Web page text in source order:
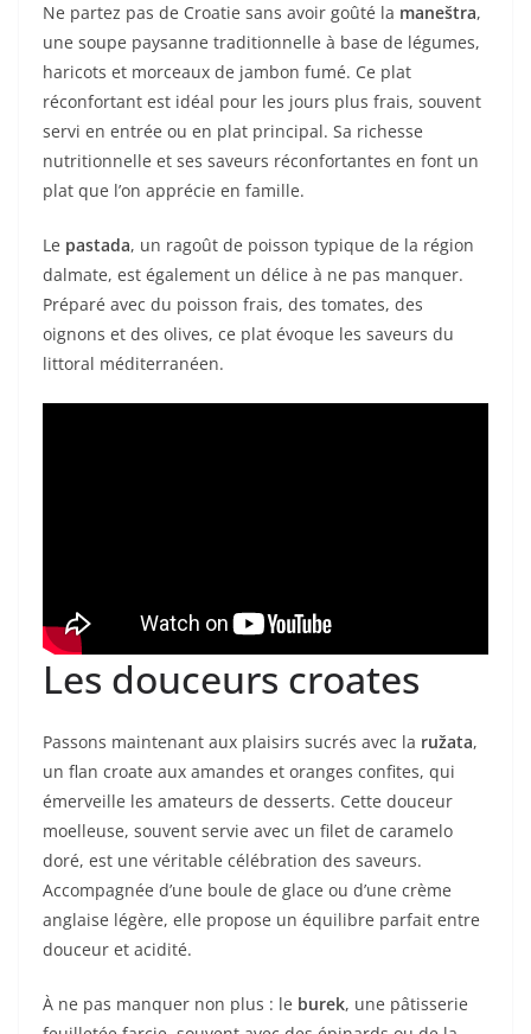
Ne partez pas de Croatie sans avoir goûté la maneštra,
une soupe paysanne traditionnelle à base de légumes,
haricots et morceaux de jambon fumé. Ce plat
réconfortant est idéal pour les jours plus frais, souvent
servi en entrée ou en plat principal. Sa richesse
nutritionnelle et ses saveurs réconfortantes en font un
plat que l’on apprécie en famille.
Le pastada, un ragoût de poisson typique de la région
dalmate, est également un délice à ne pas manquer.
Préparé avec du poisson frais, des tomates, des
oignons et des olives, ce plat évoque les saveurs du
littoral méditerranéen.
Les douceurs croates
Passons maintenant aux plaisirs sucrés avec la ružata,
un flan croate aux amandes et oranges confites, qui
émerveille les amateurs de desserts. Cette douceur
moelleuse, souvent servie avec un filet de caramelo
doré, est une véritable célébration des saveurs.
Accompagnée d’une boule de glace ou d’une crème
anglaise légère, elle propose un équilibre parfait entre
douceur et acidité.
À ne pas manquer non plus : le burek, une pâtisserie